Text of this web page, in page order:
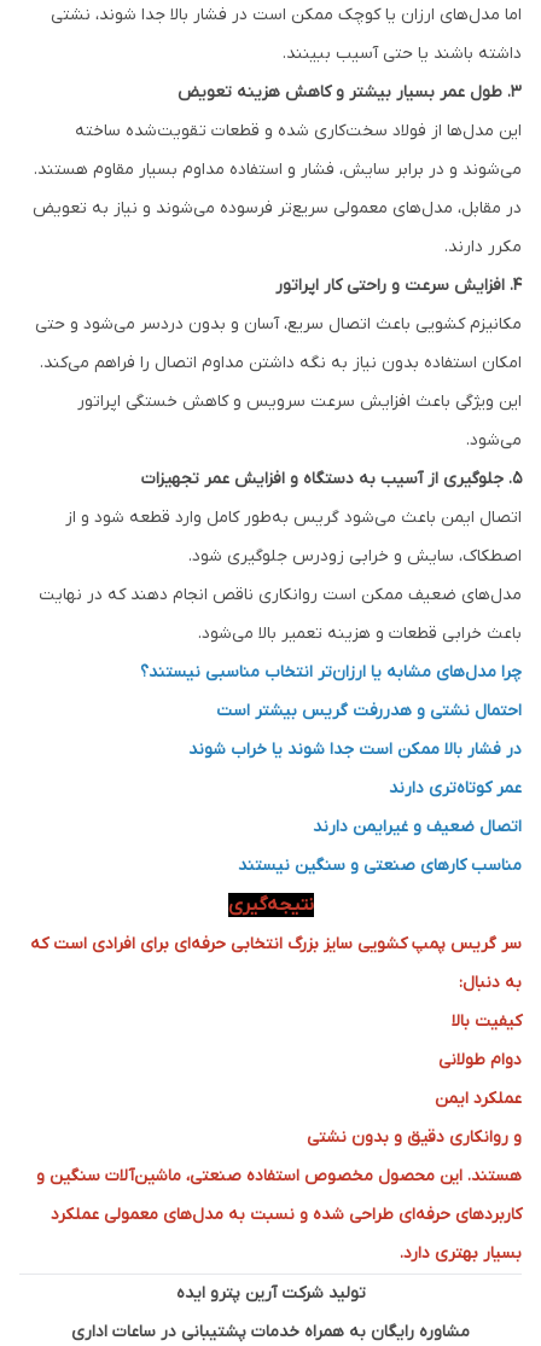
اما مدل‌های ارزان یا کوچک ممکن است در فشار بالا جدا شوند، نشتی
داشته باشند یا حتی آسیب ببینند.
3. طول عمر بسیار بیشتر و کاهش هزینه تعویض
این مدل‌ها از فولاد سخت‌کاری شده و قطعات تقویت‌شده ساخته
می‌شوند و در برابر سایش، فشار و استفاده مداوم بسیار مقاوم هستند.
در مقابل، مدل‌های معمولی سریع‌تر فرسوده می‌شوند و نیاز به تعویض
مکرر دارند.
4. افزایش سرعت و راحتی کار اپراتور
مکانیزم کشویی باعث اتصال سریع، آسان و بدون دردسر می‌شود و حتی
امکان استفاده بدون نیاز به نگه داشتن مداوم اتصال را فراهم می‌کند.
این ویژگی باعث افزایش سرعت سرویس و کاهش خستگی اپراتور
می‌شود.
5. جلوگیری از آسیب به دستگاه و افزایش عمر تجهیزات
اتصال ایمن باعث می‌شود گریس به‌طور کامل وارد قطعه شود و از
اصطکاک، سایش و خرابی زودرس جلوگیری شود.
مدل‌های ضعیف ممکن است روانکاری ناقص انجام دهند که در نهایت
باعث خرابی قطعات و هزینه تعمیر بالا می‌شود.
چرا مدل‌های مشابه یا ارزان‌تر انتخاب مناسبی نیستند؟
احتمال نشتی و هدررفت گریس بیشتر است
در فشار بالا ممکن است جدا شوند یا خراب شوند
عمر کوتاه‌تری دارند
اتصال ضعیف و غیرایمن دارند
مناسب کارهای صنعتی و سنگین نیستند
نتیجه‌گیری
سر گریس پمپ کشویی سایز بزرگ انتخابی حرفه‌ای برای افرادی است که
به دنبال:
کیفیت بالا
دوام طولانی
عملکرد ایمن
و روانکاری دقیق و بدون نشتی
هستند. این محصول مخصوص استفاده صنعتی، ماشین‌آلات سنگین و
کاربردهای حرفه‌ای طراحی شده و نسبت به مدل‌های معمولی عملکرد
بسیار بهتری دارد.
تولید شرکت آرین پترو ایده
مشاوره رایگان به همراه خدمات پشتیبانی در ساعات اداری